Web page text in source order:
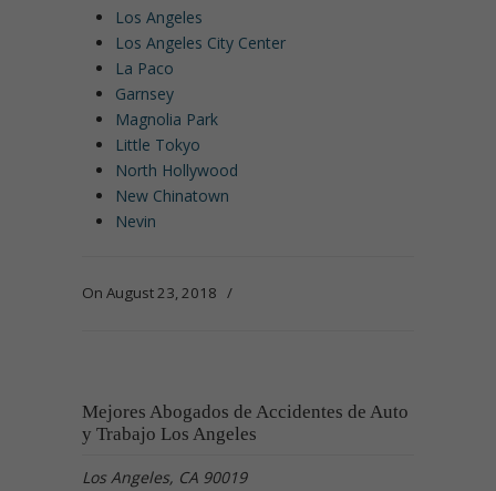
Los Angeles
Los Angeles City Center
La Paco
Garnsey
Magnolia Park
Little Tokyo
North Hollywood
New Chinatown
Nevin
On August 23, 2018 /
Mejores Abogados de Accidentes de Auto
y Trabajo Los Angeles
Los Angeles, CA 90019